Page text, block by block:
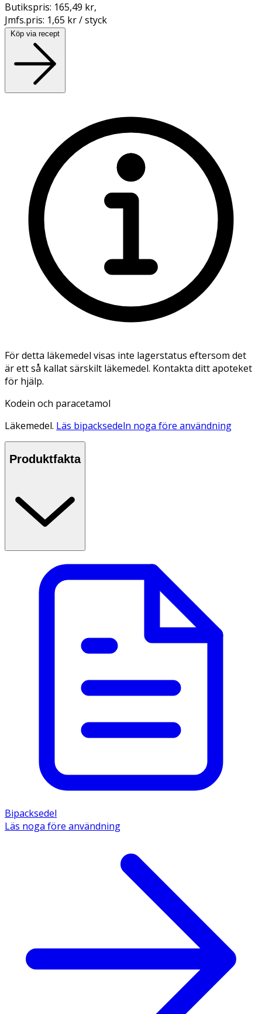
Butikspris: 165,49 kr,
Jmfs.pris: 1,65 kr / styck
Köp via recept
För detta läkemedel visas inte lagerstatus eftersom det
är ett så kallat särskilt läkemedel. Kontakta ditt apoteket
för hjälp.
Kodein och paracetamol
Läkemedel. Läs bipacksedeln noga före användning
Produktfakta
Bipacksedel
Läs noga före användning